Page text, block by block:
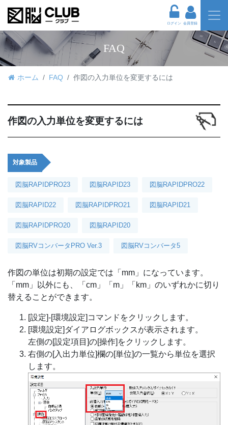
ログイン 会員登録
FAQ
ホーム FAQ 作図の入力単位を変更するには
作図の入力単位を変更するには
対象製品
図脳RAPIDPRO23 図脳RAPID23 図脳RAPIDPRO22
図脳RAPID22 図脳RAPIDPRO21 図脳RAPID21
図脳RAPIDPRO20 図脳RAPID20
図脳RVコンバータPRO Ver.3 図脳RVコンバータ5
作図の単位は初期の設定では「mm」になっています。
「mm」以外にも、「cm」「m」「km」のいずれかに切り
替えることができます。
[設定]-[環境設定]コマンドをクリックします。
[環境設定]ダイアログボックスが表示されます。
左側の[設定項目]の[操作]をクリックします。
右側の[入出力単位]欄の[単位]の一覧から単位を選択
します。